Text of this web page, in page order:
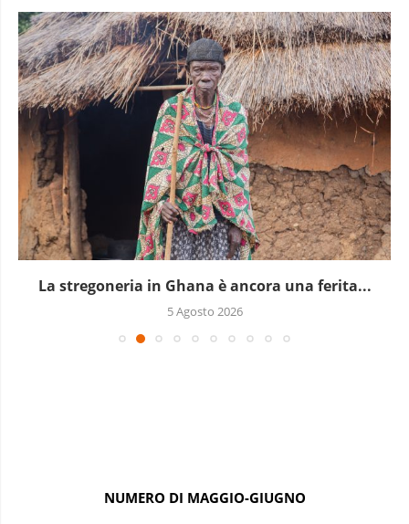
La stregoneria in Ghana è ancora una ferita...
5 Agosto 2026
NUMERO DI MAGGIO-GIUGNO